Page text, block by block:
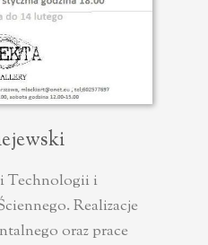
Technologii i
Realizacje
oraz prace